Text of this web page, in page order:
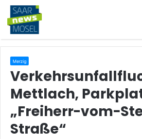
Merzig
Mettlach,
„Freiherr-vom-
Straße“